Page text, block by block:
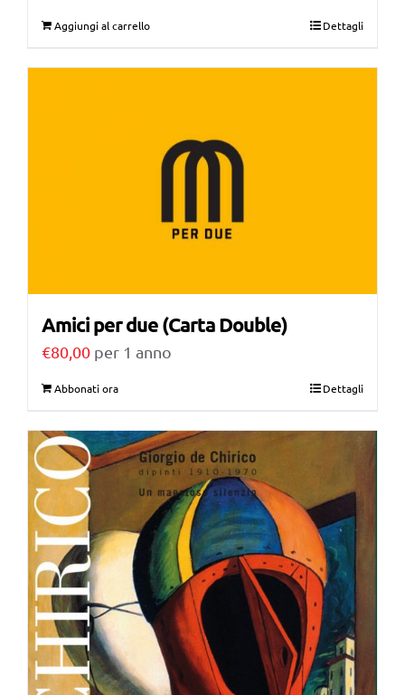
Aggiungi al carrello Dettagli
Amici per due (Carta Double)
€80,00 per 1 anno
Abbonati ora Dettagli